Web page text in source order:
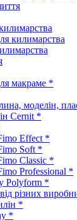
килимарства
макраме *
моделін,
Cernit *
Effect *
Soft *
Classic *
Professional *
Polyform *
різних
*
*